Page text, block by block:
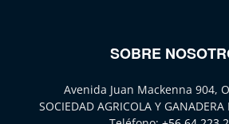
SOBRE
Avenida Juan Mackenna 904,
SOCIEDAD AGRICOLA Y